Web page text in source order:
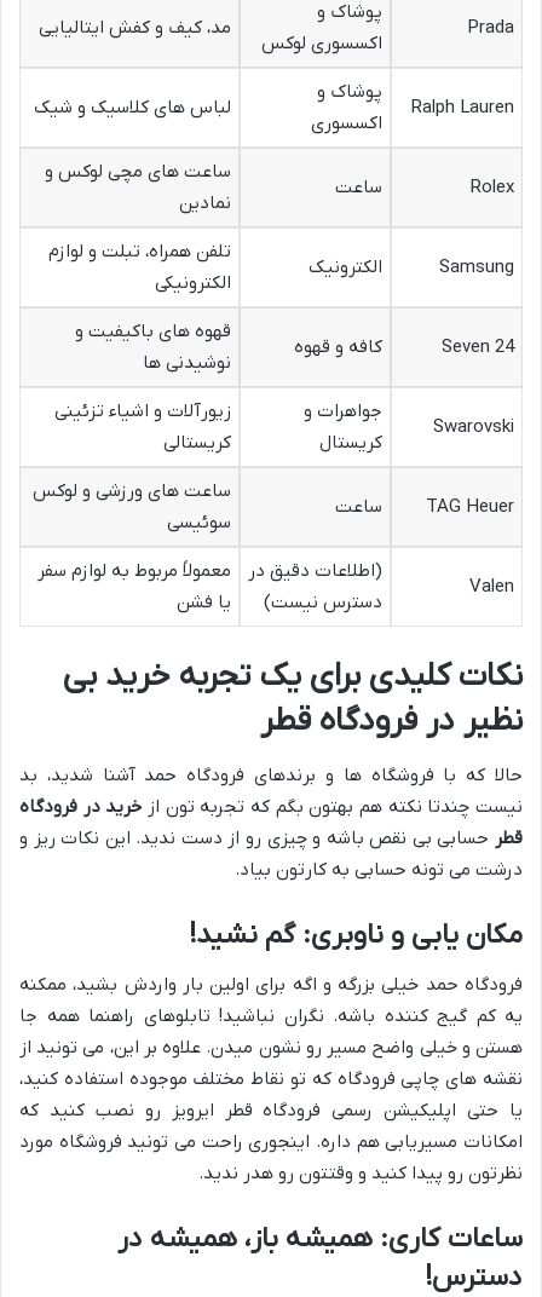
Prada
پوشاک و
اکسسوری لوکس
مد، کیف و کفش ایتالیایی
Ralph Lauren
پوشاک و
اکسسوری
لباس های کلاسیک و شیک
Rolex ساعت
ساعت های مچی لوکس و
نمادین
Samsung الکترونیک
تلفن همراه، تبلت و لوازم
الکترونیکی
Seven 24 کافه و قهوه
قهوه های باکیفیت و
نوشیدنی ها
Swarovski
جواهرات و
کریستال
زیورآلات و اشیاء تزئینی
کریستالی
TAG Heuer ساعت
ساعت های ورزشی و لوکس
سوئیسی
Valen
(اطلاعات دقیق در
دسترس نیست)
معمولاً مربوط به لوازم سفر
یا فشن
نکات کلیدی برای یک تجربه خرید بی
نظیر در فرودگاه قطر
حالا که با فروشگاه ها و برندهای فرودگاه حمد آشنا شدید، بد
نیست چندتا نکته هم بهتون بگم که تجربه تون از خرید در فرودگاه
قطر حسابی بی نقص باشه و چیزی رو از دست ندید. این نکات ریز و
درشت می تونه حسابی به کارتون بیاد.
مکان یابی و ناوبری: گم نشید!
فرودگاه حمد خیلی بزرگه و اگه برای اولین بار واردش بشید، ممکنه
یه کم گیج کننده باشه. نگران نباشید! تابلوهای راهنما همه جا
هستن و خیلی واضح مسیر رو نشون میدن. علاوه بر این، می تونید از
نقشه های چاپی فرودگاه که تو نقاط مختلف موجوده استفاده کنید،
یا حتی اپلیکیشن رسمی فرودگاه قطر ایرویز رو نصب کنید که
امکانات مسیریابی هم داره. اینجوری راحت می تونید فروشگاه مورد
نظرتون رو پیدا کنید و وقتتون رو هدر ندید.
ساعات کاری: همیشه باز، همیشه در
دسترس!